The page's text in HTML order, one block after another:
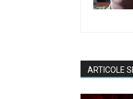
ARTICOLE